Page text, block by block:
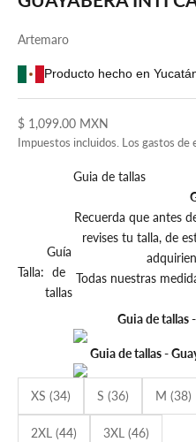
Artemaro
Producto hecho en
Precio de oferta
$ 1,099.00 MXN
Impuestos incluidos. Los gastos de
Talla:
Guía
de
tallas
Guia de tallas
Recuerda que antes
revises tu talla, de
Todas nuestras
Guia de tallas
Guia de tallas -
XS (34) S (36) M (38)
2XL (44) 3XL (46)